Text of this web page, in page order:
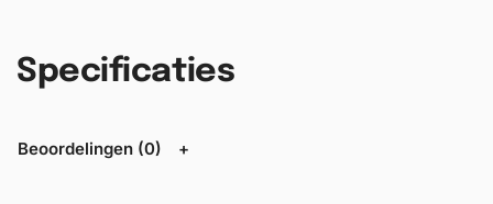
Specificaties
Beoordelingen (0)